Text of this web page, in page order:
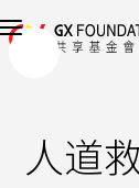
人道